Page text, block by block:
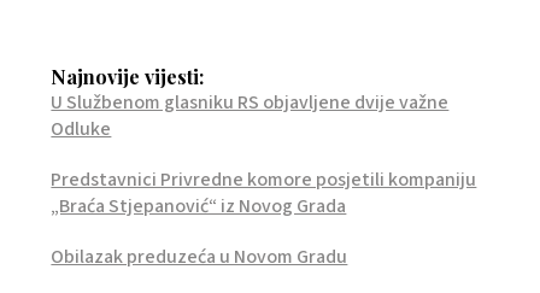
Najnovije vijesti:
U Službenom glasniku RS objavljene dvije važne
Odluke
Predstavnici Privredne komore posjetili kompaniju
„Braća Stjepanović“ iz Novog Grada
Obilazak preduzeća u Novom Gradu